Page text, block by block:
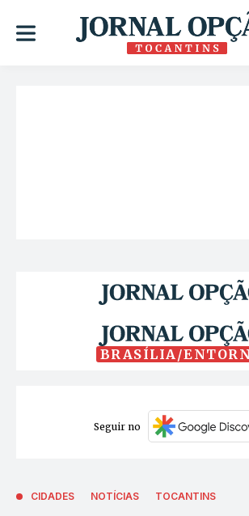
BRASÍLIA/
Seguir no
CIDADES NOTÍCIAS TOCANTINS